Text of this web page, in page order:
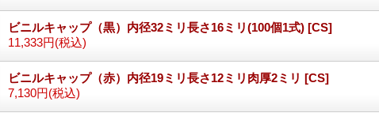
ビニルキャップ（黒）内径32ミリ長さ16ミリ(100個1式) [CS]
11,333円(税込)
ビニルキャップ（赤）内径19ミリ長さ12ミリ肉厚2ミリ [CS]
7,130円(税込)